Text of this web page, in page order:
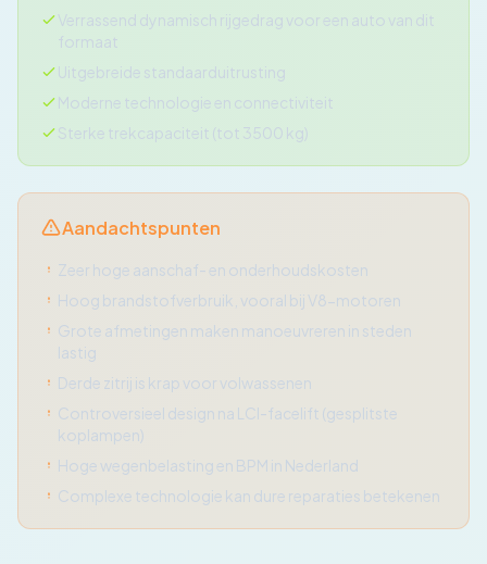
Verrassend dynamisch rijgedrag voor een auto van dit
formaat
Uitgebreide standaarduitrusting
Moderne technologie en connectiviteit
Sterke trekcapaciteit (tot 3500 kg)
Aandachtspunten
Zeer hoge aanschaf- en onderhoudskosten
Hoog brandstofverbruik, vooral bij V8-motoren
Grote afmetingen maken manoeuvreren in steden
lastig
Derde zitrij is krap voor volwassenen
Controversieel design na LCI-facelift (gesplitste
koplampen)
Hoge wegenbelasting en BPM in Nederland
Complexe technologie kan dure reparaties betekenen